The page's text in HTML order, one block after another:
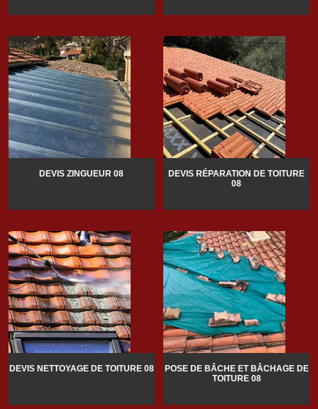
DEVIS ZINGUEUR 08
DEVIS RÉPARATION DE TOITURE
08
DEVIS NETTOYAGE DE TOITURE 08
POSE DE BÂCHE ET BÂCHAGE DE
TOITURE 08